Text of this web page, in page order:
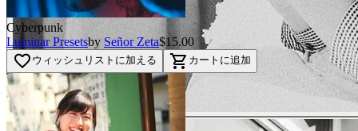
Cyberpunk
Luminar Presetsby Señor Zeta$15.00
favorite_border ウィッシュリストに加える shopping_cart カートに追加